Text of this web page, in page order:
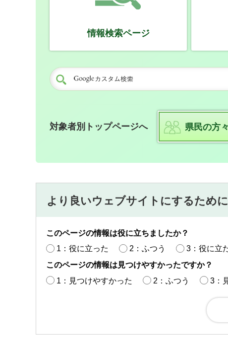
情報検索ページ
対象者別トップページへ 県民の方々
より良いウェブサイトにするため
このページの情報は役に立ちましたか？
1：役に立った
2：ふつう
3：役に立
このページの情報は見つけやすかったですか？
1：見つけやすかった
2：ふつう 3：